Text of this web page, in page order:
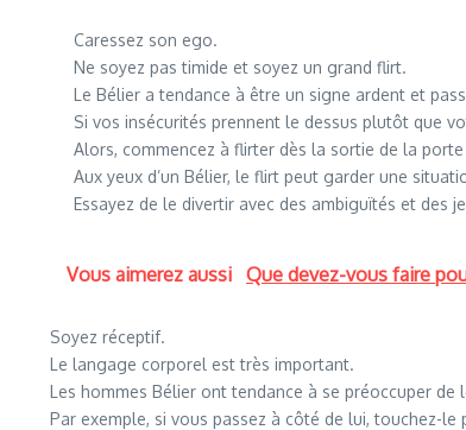
Caressez son ego.
Ne soyez pas timide et soyez un grand flirt.
Le Bélier a tendance à être un signe ardent et
Si vos insécurités prennent le dessus plutôt que
Alors, commencez à flirter dès la sortie de la
Aux yeux d’un Bélier, le flirt peut garder une
Essayez de le divertir avec des ambiguïtés et des
Vous aimerez aussi Que devez-vous faire
Soyez réceptif.
Le langage corporel est très important.
Les hommes Bélier ont tendance à se préoccuper
Par exemple, si vous passez à côté de lui, touchez-